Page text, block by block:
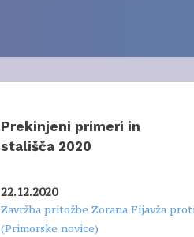
Prekinjeni primeri in
stališča 2020
22.12.2020
Zavržba pritožbe Zorana Fijavža
(Primorske novice)